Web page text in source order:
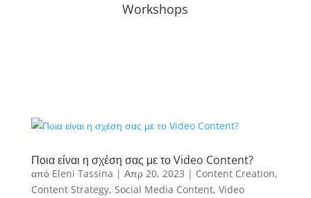
Workshops
Ποια είναι η σχέση σας με το Video Content?
από Eleni Tassina | Απρ 20, 2023 | Content Creation,
Content Strategy, Social Media Content, Video